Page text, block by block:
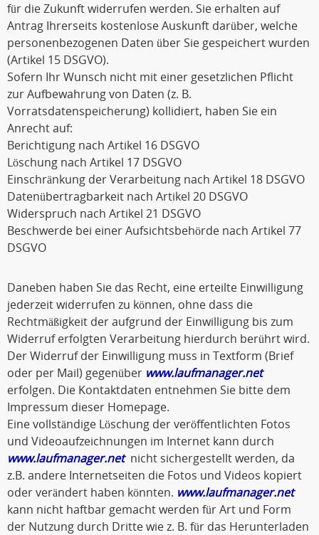
für die Zukunft widerrufen werden. Sie erhalten auf
Antrag Ihrerseits kostenlose Auskunft darüber, welche
personenbezogenen Daten über Sie gespeichert wurden
(Artikel 15 DSGVO).
Sofern Ihr Wunsch nicht mit einer gesetzlichen Pflicht
zur Aufbewahrung von Daten (z. B.
Vorratsdatenspeicherung) kollidiert, haben Sie ein
Anrecht auf:
Berichtigung nach Artikel 16 DSGVO
Löschung nach Artikel 17 DSGVO
Einschränkung der Verarbeitung nach Artikel 18 DSGVO
Datenübertragbarkeit nach Artikel 20 DSGVO
Widerspruch nach Artikel 21 DSGVO
Beschwerde bei einer Aufsichtsbehörde nach Artikel 77
DSGVO
Daneben haben Sie das Recht, eine erteilte Einwilligung
jederzeit widerrufen zu können, ohne dass die
Rechtmäßigkeit der aufgrund der Einwilligung bis zum
Widerruf erfolgten Verarbeitung hierdurch berührt wird.
Der Widerruf der Einwilligung muss in Textform (Brief
oder per Mail) gegenüber www.laufmanager.net
erfolgen. Die Kontaktdaten entnehmen Sie bitte dem
Impressum dieser Homepage.
Eine vollständige Löschung der veröffentlichten Fotos
und Videoaufzeichnungen im Internet kann durch
www.laufmanager.netnicht sichergestellt werden, da
z.B. andere Internetseiten die Fotos und Videos kopiert
oder verändert haben könnten. www.laufmanager.net
kann nicht haftbar gemacht werden für Art und Form
der Nutzung durch Dritte wie z. B. für das Herunterladen